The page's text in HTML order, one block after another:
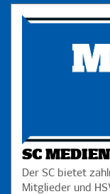
SC MEDIEN
Der SC bietet
Mitglieder und